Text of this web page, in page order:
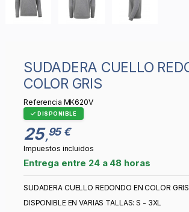
SUDADERA CUELLO REDONDO -
COLOR GRIS
Referencia MK620V
DISPONIBLE
25 ,95 €
Impuestos incluidos
Entrega entre 24 a 48 horas
SUDADERA CUELLO REDONDO EN COLOR GRIS
DISPONIBLE EN VARIAS TALLAS: S - 3XL